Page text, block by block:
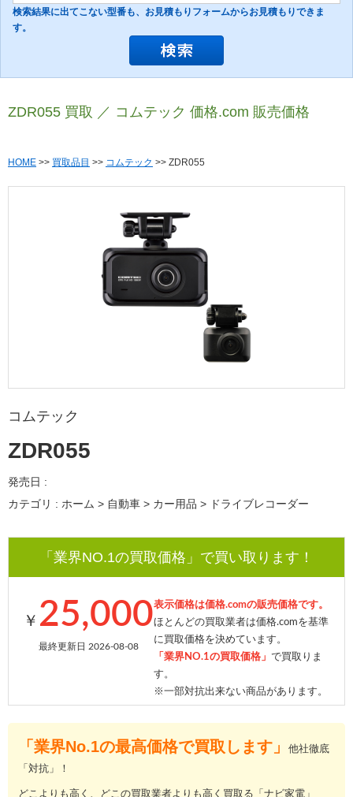
検索結果に出てこない型番も、お見積もりフォームからお見積もりできま
す。
ZDR055 買取 ／ コムテック 価格.com 販売価格
HOME >> 買取品目 >> コムテック >> ZDR055
コムテック
ZDR055
発売日 :
カテゴリ : ホーム > 自動車 > カー用品 > ドライブレコーダー
「業界NO.1の買取価格」で買い取ります！
￥ 25,000
最終更新日 2026-08-08
表示価格は価格.comの販売価格です。
ほとんどの買取業者は価格.comを基準
に買取価格を決めています。
「業界NO.1の買取価格」 で買取りま
す。
※一部対抗出来ない商品があります。
「業界No.1の最高価格で買取します」
他社徹底
「対抗」！
どこよりも高く、どこの買取業者よりも高く買取る「ナビ家電」